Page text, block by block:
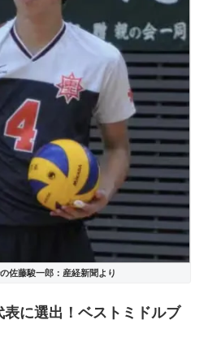
佐藤駿一郎：産経新聞より
に選出！ベストミドルブ